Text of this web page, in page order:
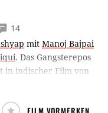
14
mit Manoj Bajpai
. Das Gangsterepos
in indischer Film von
und vielen